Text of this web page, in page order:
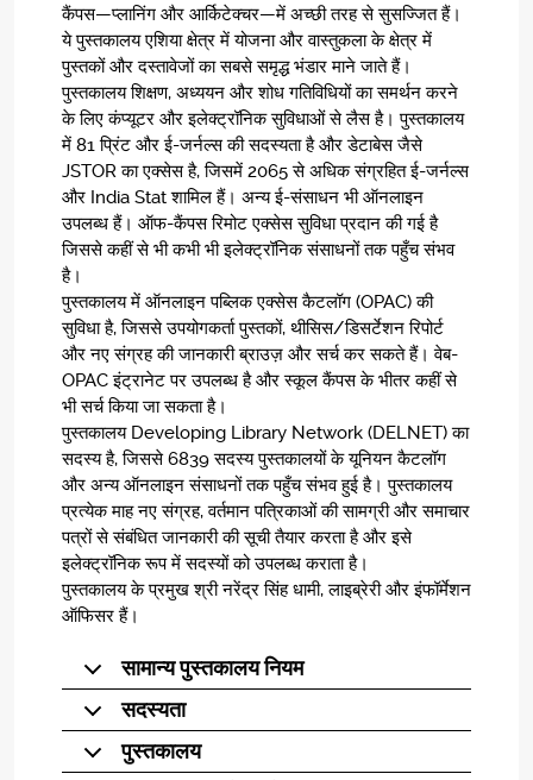
कैंपस—प्लानिंग और आर्किटेक्चर—में अच्छी तरह से सुसज्जित हैं।
ये पुस्तकालय एशिया क्षेत्र में योजना और वास्तुकला के क्षेत्र में
पुस्तकों और दस्तावेजों का सबसे समृद्ध भंडार माने जाते हैं।
पुस्तकालय शिक्षण, अध्ययन और शोध गतिविधियों का समर्थन करने
के लिए कंप्यूटर और इलेक्ट्रॉनिक सुविधाओं से लैस है। पुस्तकालय
में 81 प्रिंट और ई-जर्नल्स की सदस्यता है और डेटाबेस जैसे
JSTOR का एक्सेस है, जिसमें 2065 से अधिक संग्रहित ई-जर्नल्स
और India Stat शामिल हैं। अन्य ई-संसाधन भी ऑनलाइन
उपलब्ध हैं। ऑफ-कैंपस रिमोट एक्सेस सुविधा प्रदान की गई है
जिससे कहीं से भी कभी भी इलेक्ट्रॉनिक संसाधनों तक पहुँच संभव
है।
पुस्तकालय में ऑनलाइन पब्लिक एक्सेस कैटलॉग (OPAC) की
सुविधा है, जिससे उपयोगकर्ता पुस्तकों, थीसिस/डिसर्टेशन रिपोर्ट
और नए संग्रह की जानकारी ब्राउज़ और सर्च कर सकते हैं। वेब-
OPAC इंट्रानेट पर उपलब्ध है और स्कूल कैंपस के भीतर कहीं से
भी सर्च किया जा सकता है।
पुस्तकालय Developing Library Network (DELNET) का
सदस्य है, जिससे 6839 सदस्य पुस्तकालयों के यूनियन कैटलॉग
और अन्य ऑनलाइन संसाधनों तक पहुँच संभव हुई है। पुस्तकालय
प्रत्येक माह नए संग्रह, वर्तमान पत्रिकाओं की सामग्री और समाचार
पत्रों से संबंधित जानकारी की सूची तैयार करता है और इसे
इलेक्ट्रॉनिक रूप में सदस्यों को उपलब्ध कराता है।
पुस्तकालय के प्रमुख श्री नरेंद्र सिंह धामी, लाइब्रेरी और इंफॉर्मेशन
ऑफिसर हैं।
सामान्य पुस्तकालय नियम
सदस्यता
पुस्तकालय